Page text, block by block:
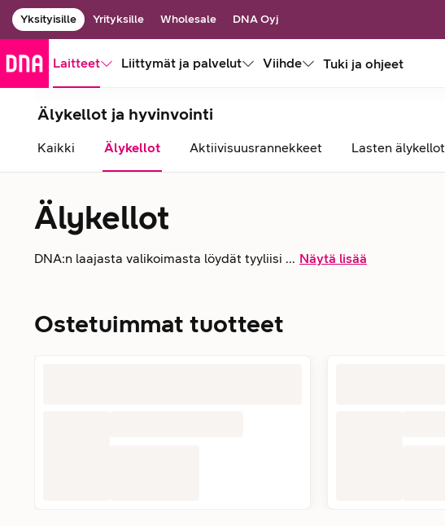
Yksityisille Yrityksille Wholesale DNA Oyj
Laitteet Liittymät ja palvelut Viihde Tuki ja ohjeet
Älykellot ja hyvinvointi
Kaikki Älykellot Aktiivisuusrannekkeet Lasten älykellot
Älykellot
DNA:n laajasta valikoimasta löydät tyyliisi ... Näytä lisää
Ostetuimmat tuotteet